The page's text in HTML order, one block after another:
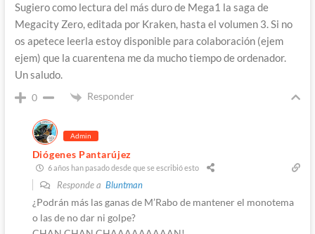
Sugiero como lectura del más duro de Mega1 la saga de
Megacity Zero, editada por Kraken, hasta el volumen 3. Si no
os apetece leerla estoy disponible para colaboración (ejem
ejem) que la cuarentena me da mucho tiempo de ordenador.
Un saludo.
0 Responder
Admin
Diógenes Pantarújez
6 años han pasado desde que se escribió esto
Responde a Bluntman
¿Podrán más las ganas de M’Rabo de mantener el monotema
o las de no dar ni golpe?